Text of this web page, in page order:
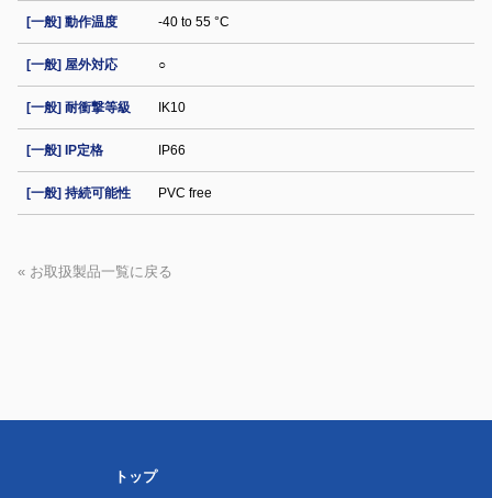
[一般] 動作温度 -40 to 55 °C
[一般] 屋外対応 ○
[一般] 耐衝撃等級 IK10
[一般] IP定格 IP66
[一般] 持続可能性 PVC free
« お取扱製品一覧に戻る
トップ